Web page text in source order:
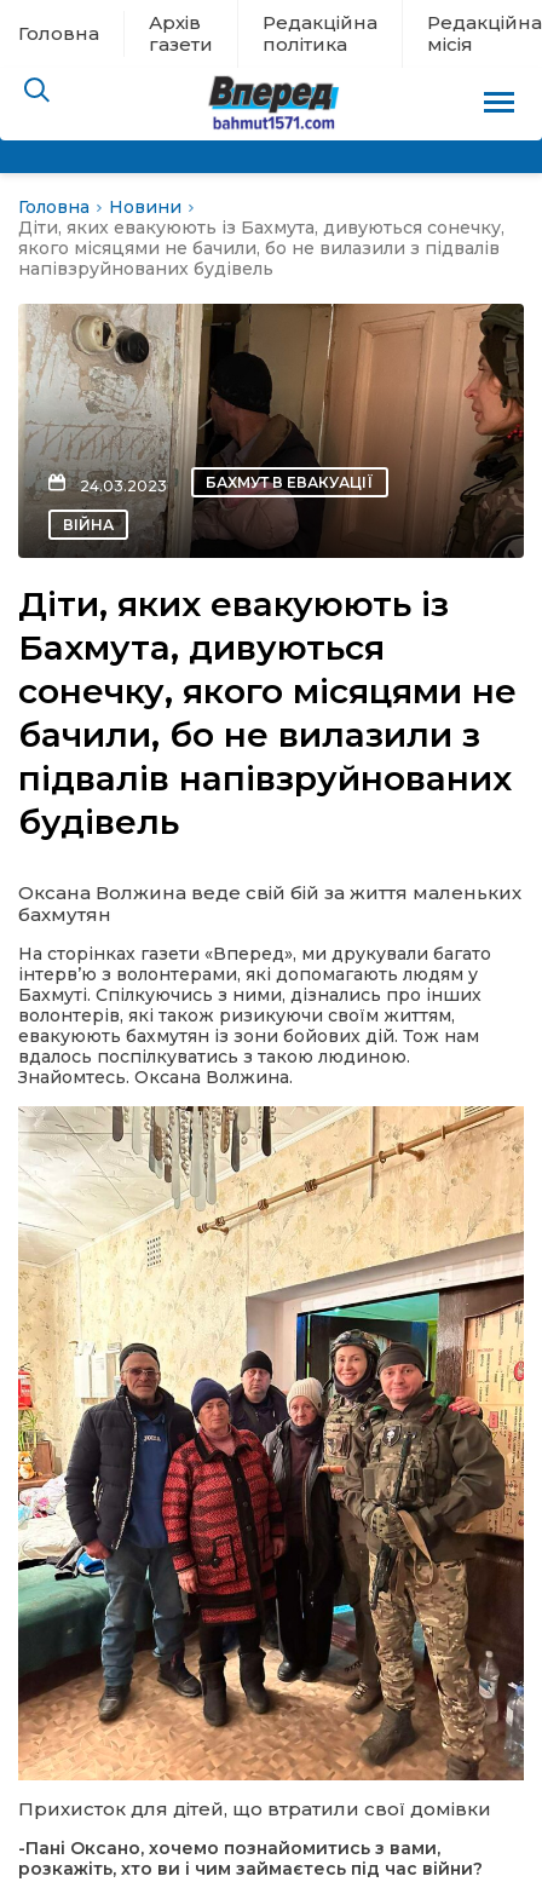
Головна
Архів
газети
Редакційна
політика
Редакційна
місія
евакуації
новини
політика
Головна
Новини
Діти, яких евакуюють із Бахмута, дивуються сонечку,
якого місяцями не бачили, бо не вилазили з підвалів
напівзруйнованих будівель
24.03.2023 БАХМУТ В ЕВАКУАЦІЇ
ВІЙНА
Діти, яких евакуюють із
Бахмута, дивуються
сонечку, якого місяцями не
бачили, бо не вилазили з
підвалів напівзруйнованих
будівель
Оксана Волжина веде свій бій за життя маленьких
бахмутян
На сторінках газети «Вперед», ми друкували багато
інтерв’ю з волонтерами, які допомагають людям у
Бахмуті. Спілкуючись з ними, дізнались про інших
волонтерів, які також ризикуючи своїм життям,
евакуюють бахмутян із зони бойових дій. Тож нам
вдалось поспілкуватись з такою людиною.
Знайомтесь. Оксана Волжина.
Прихисток для дітей, що втратили свої домівки
-Пані Оксано, хочемо познайомитись з вами,
розкажіть, хто ви і чим займаєтесь під час війни?